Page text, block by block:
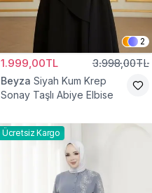
2
1.999,00TL 3.998,00TL
Beyza Siyah Kum Krep
Sonay Taşlı Abiye Elbise
Ücretsiz Kargo